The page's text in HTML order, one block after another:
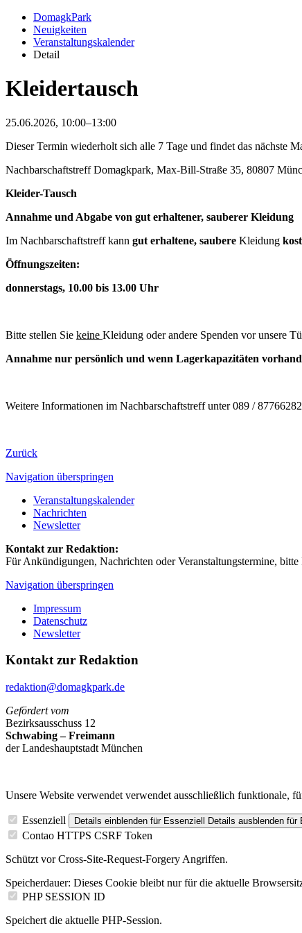
DomagkPark
Neuigkeiten
Veranstaltungskalender
Detail
Kleidertausch
25.06.2026, 10:00–13:00
Dieser Termin wiederholt sich alle 7 Tage und findet das nächste
Nachbarschaftstreff Domagkpark, Max-Bill-Straße 35, 80807
Kleider-Tausch
Annahme und Abgabe von gut erhaltener, sauberer Kleidung
Im Nachbarschaftstreff kann gut erhaltene, saubere Kleidung
Öffnungszeiten:
donnerstags, 10.00 bis 13.00 Uhr
Bitte stellen Sie keine Kleidung oder andere Spenden vor unsere
Annahme nur persönlich und wenn Lagerkapazitäten
Weitere Informationen im Nachbarschaftstreff unter 089 /
Zurück
Navigation überspringen
Veranstaltungskalender
Nachrichten
Newsletter
Kontakt zur Redaktion:
Für Ankündigungen, Nachrichten oder Veranstaltungstermine, bitte
Navigation überspringen
Impressum
Datenschutz
Newsletter
Kontakt zur Redaktion
redaktion@domagkpark.de
Gefördert vom
Bezirksausschuss 12
Schwabing – Freimann
der Landeshauptstadt München
Unsere Website verwendet verwendet ausschließlich funktionale,
Essenziell Details einblenden für Essenziell Details ausblenden für
Contao HTTPS CSRF Token
Schützt vor Cross-Site-Request-Forgery Angriffen.
Speicherdauer: Dieses Cookie bleibt nur für die aktuelle
PHP SESSION ID
Speichert die aktuelle PHP-Session.